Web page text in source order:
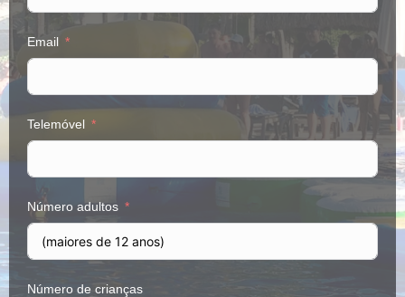
Email
Telemóvel
Número adultos
Número de crianças